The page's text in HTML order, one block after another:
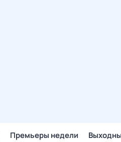
Премьеры недели